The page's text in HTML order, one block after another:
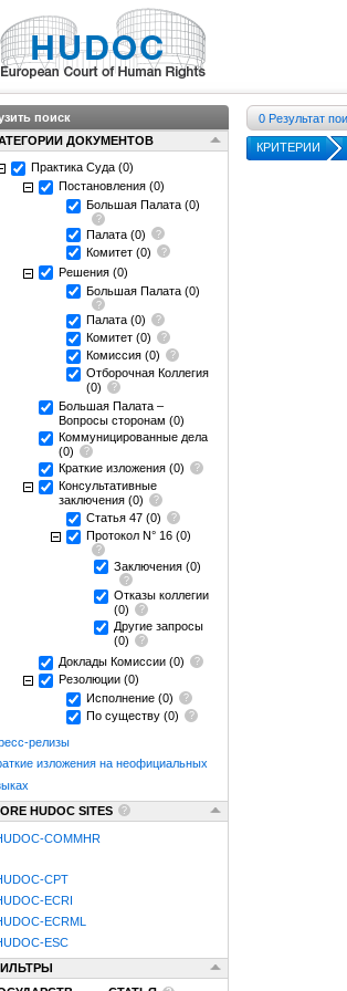
поиск
ДОКУМЕНТОВ
Практика Суда (0)
Постановления (0)
Большая Палата (0)
Палата (0)
Комитет (0)
Решения (0)
Большая Палата (0)
Палата (0)
Комитет (0)
Комиссия (0)
Отборочная Коллегия
(0)
Большая Палата –
Вопросы сторонам (0)
Коммуницированные дела
(0)
Краткие изложения (0)
Консультативные
заключения (0)
Статья 47 (0)
Протокол N° 16 (0)
Заключения (0)
Отказы коллегии
(0)
Другие запросы
(0)
Доклады Комиссии (0)
Резолюции (0)
Исполнение (0)
По существу (0)
релизы
изложения на неофициальных
HUDOC SITES
COMMHR
CPT
ECRI
ECRML
ESC
0 Результат
КРИТЕРИИ